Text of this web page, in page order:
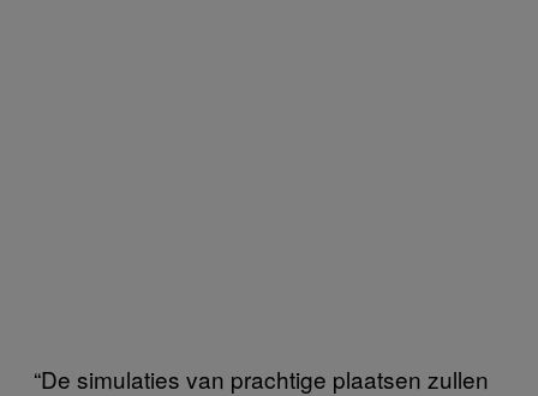
“De simulaties van prachtige plaatsen zullen